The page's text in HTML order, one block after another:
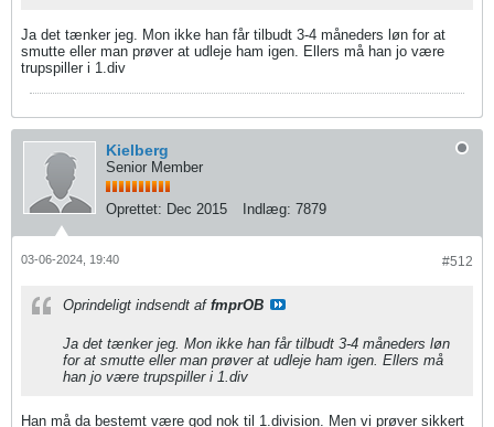
Ja det tænker jeg. Mon ikke han får tilbudt 3-4 måneders løn for at
smutte eller man prøver at udleje ham igen. Ellers må han jo være
trupspiller i 1.div
Kielberg
Senior Member
Oprettet: Dec 2015 Indlæg: 7879
#512
03-06-2024, 19:40
Oprindeligt indsendt af fmprOB
Ja det tænker jeg. Mon ikke han får tilbudt 3-4 måneders løn
for at smutte eller man prøver at udleje ham igen. Ellers må
han jo være trupspiller i 1.div
Han må da bestemt være god nok til 1.division. Men vi prøver sikkert